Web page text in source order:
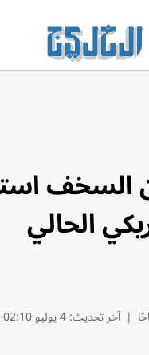
الحالي
| آخر تحديث:4 يوليو 02:10 2026